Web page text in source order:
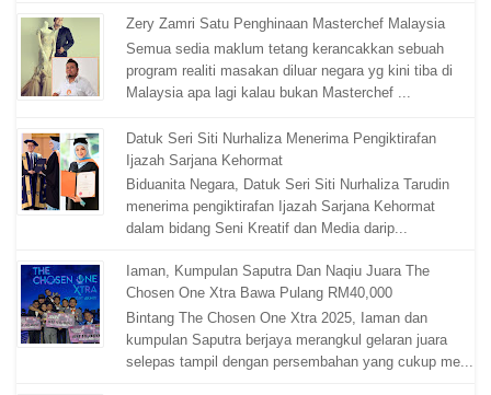
Zery Zamri Satu Penghinaan Masterchef Malaysia
Semua sedia maklum tetang kerancakkan sebuah
program realiti masakan diluar negara yg kini tiba di
Malaysia apa lagi kalau bukan Masterchef ...
Datuk Seri Siti Nurhaliza Menerima Pengiktirafan
Ijazah Sarjana Kehormat
Biduanita Negara, Datuk Seri Siti Nurhaliza Tarudin
menerima pengiktirafan Ijazah Sarjana Kehormat
dalam bidang Seni Kreatif dan Media darip...
Iaman, Kumpulan Saputra Dan Naqiu Juara The
Chosen One Xtra Bawa Pulang RM40,000
Bintang The Chosen One Xtra 2025, Iaman dan
kumpulan Saputra berjaya merangkul gelaran juara
selepas tampil dengan persembahan yang cukup me...